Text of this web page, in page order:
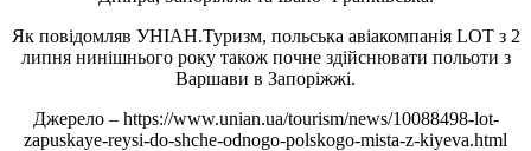
Як повідомляв УНІАН.Туризм, польська авіакомпанія LOT з 2
липня нинішнього року також почне здійснювати польоти з
Варшави в Запоріжжі.
Джерело – https://www.unian.ua/tourism/news/10088498-lot-
zapuskaye-reysi-do-shche-odnogo-polskogo-mista-z-kiyeva.html